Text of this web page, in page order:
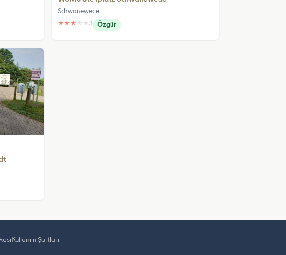
Schwanewede
★ ★ ★ ★ ★ 3 Özgür
Kullanım Şartları